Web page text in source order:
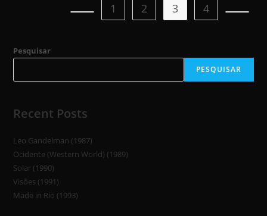
1 2 3 4
Pesquisar
PESQUISAR
Recent Posts
Leo Gandelman (1987)
Ocidente (Western World) (1989)
Solar (1990)
Visões (1991)
Made in Rio (1993)